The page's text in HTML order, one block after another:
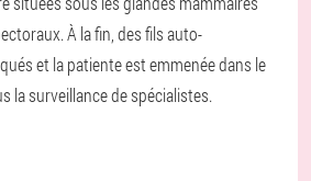
À la fin, des fils auto-
et la patiente est emmenée dans le
la surveillance de spécialistes.